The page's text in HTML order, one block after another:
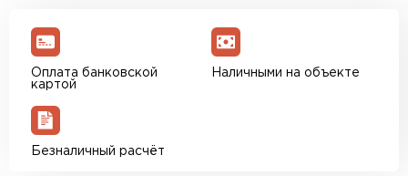
Оплата банковской
картой
Наличными на объекте
Безналичный расчёт